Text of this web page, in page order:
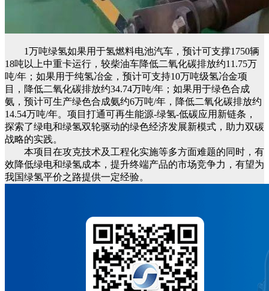
1万吨绿氢如果用于氢燃料电池汽车，预计可支撑1750辆
18吨以上中重卡运行，较柴油车降低二氧化碳排放约11.75万
吨/年；如果用于纯氢冶金，预计可支持10万吨级氢冶金项
目，降低二氧化碳排放约34.74万吨/年；如果用于绿色合成
氨，预计可生产绿色合成氨约6万吨/年，降低二氧化碳排放约
14.54万吨/年。项目打通可再生能源-绿氢-低碳应用新链条，
探索了绿电和绿氢双轮驱动的绿色经济发展新模式，助力双碳
战略的实践。
本项目在攻克技术及工程化实施等多方面难题的同时，有
效降低绿电和绿氢成本，提升终端产品的市场竞争力，有望为
我国绿氢平价之路提供一定经验。